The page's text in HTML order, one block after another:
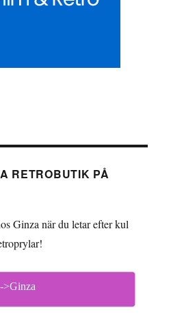
RETROBUTIK PÅ
Ginza när du letar efter kul
->Ginza